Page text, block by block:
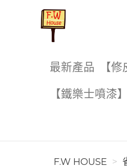
最新產品 【修
【鐵樂士噴漆】
F.W HOUSE